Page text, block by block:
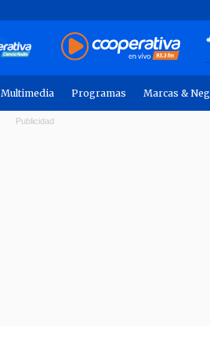
Multimedia Programas Marcas &